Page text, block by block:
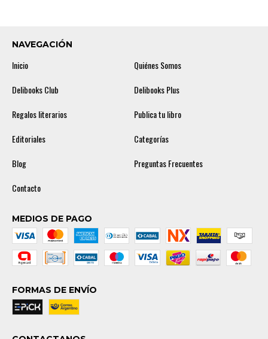
NAVEGACIÓN
Inicio
Quiénes Somos
Delibooks Club
Delibooks Plus
Regalos literarios
Publica tu libro
Editoriales
Categorías
Blog
Preguntas Frecuentes
Contacto
MEDIOS DE PAGO
FORMAS DE ENVÍO